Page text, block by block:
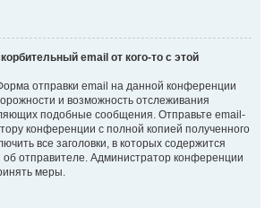
email от кого-то с этой
отправки email на данной конференции
и возможность отслеживания
подобные сообщения. Отправьте email-
конференции с полной копией полученного
все заголовки, в которых содержится
отправителе. Администратор конференции
меры.